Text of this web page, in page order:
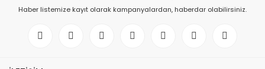
Haber listemize kayıt olarak kampanyalardan, haberdar olabilirsiniz.